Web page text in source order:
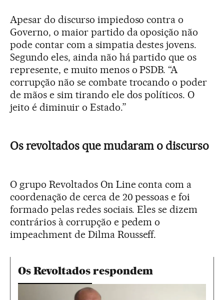
Apesar do discurso impiedoso contra o
Governo, o maior partido da oposição não
pode contar com a simpatia destes jovens.
Segundo eles, ainda não há partido que os
represente, e muito menos o PSDB. “A
corrupção não se combate trocando o poder
de mãos e sim tirando ele dos políticos. O
jeito é diminuir o Estado.”
Os revoltados que mudaram o discurso
O grupo Revoltados On Line conta com a
coordenação de cerca de 20 pessoas e foi
formado pelas redes sociais. Eles se dizem
contrários à corrupção e pedem o
impeachment de Dilma Rousseff.
Os Revoltados respondem